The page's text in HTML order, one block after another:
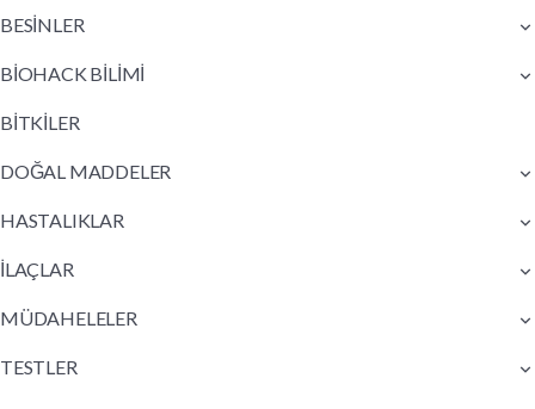
BESİNLER
BİOHACK BİLİMİ
BİTKİLER
DOĞAL MADDELER
HASTALIKLAR
İLAÇLAR
MÜDAHELELER
TESTLER